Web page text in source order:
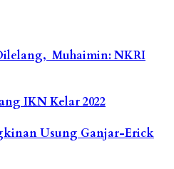
Muhaimin: NKRI
IKN Kelar 2022
Usung Ganjar-Erick